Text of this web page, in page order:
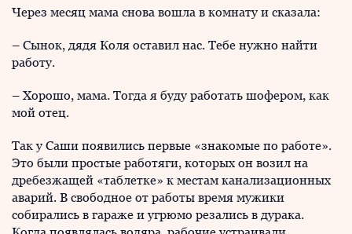
Через месяц мама снова вошла в комнату и сказала:
– Сынок, дядя Коля оставил нас. Тебе нужно найти
работу.
– Хорошо, мама. Тогда я буду работать шофером, как
мой отец.
Так у Саши появились первые «знакомые по работе».
Это были простые работяги, которых он возил на
дребезжащей «таблетке» к местам канализационных
аварий. В свободное от работы время мужики
собирались в гараже и угрюмо резались в дурака.